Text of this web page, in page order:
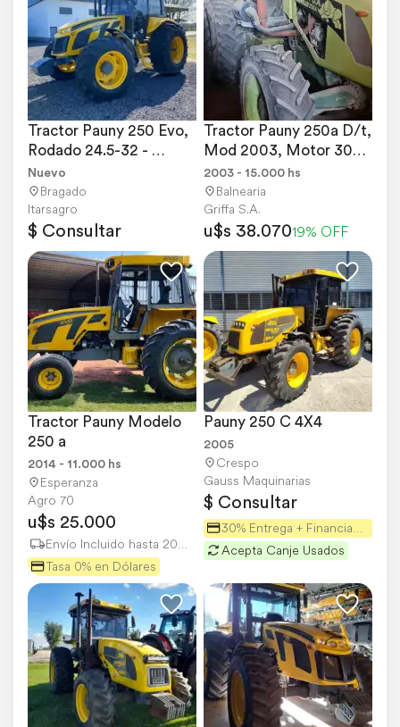
Tractor Pauny 250 Evo,
Rodado 24.5-32 -
Nuevo
Nuevo
Bragado
Itarsagro
$ Consultar
Tractor Pauny 250a D/t,
Mod 2003, Motor 3000
Hs .
2003 - 15.000 hs
Balnearia
Griffa S.A.
u$s 38.07019% OFF
Tractor Pauny Modelo
250 a
2014 - 11.000 hs
Esperanza
Agro 70
u$s 25.000
Envío Incluido hasta 200 km
Tasa 0% en Dólares
Pauny 250 C 4X4
2005
Crespo
Gauss Maquinarias
$ Consultar
30% Entrega + Financiación
Acepta Canje Usados